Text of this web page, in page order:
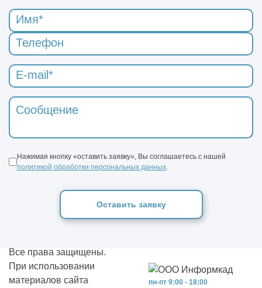
Нажимая кнопку «оставить заявку», Вы соглашаетесь с нашей
политикой обработки персональных данных.
Оставить заявку
пн-пт 9:00 - 18:00
Все права защищены.
При использовании
материалов сайта